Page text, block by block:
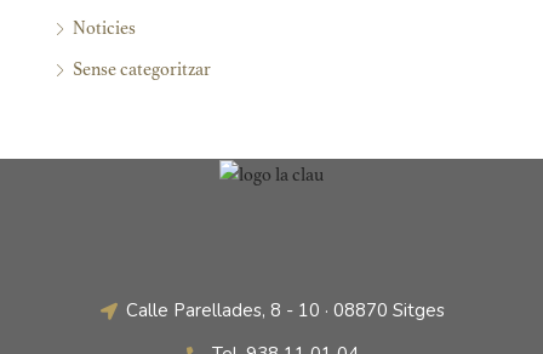
Noticies
Sense categoritzar
Calle Parellades, 8 - 10 · 08870 Sitges